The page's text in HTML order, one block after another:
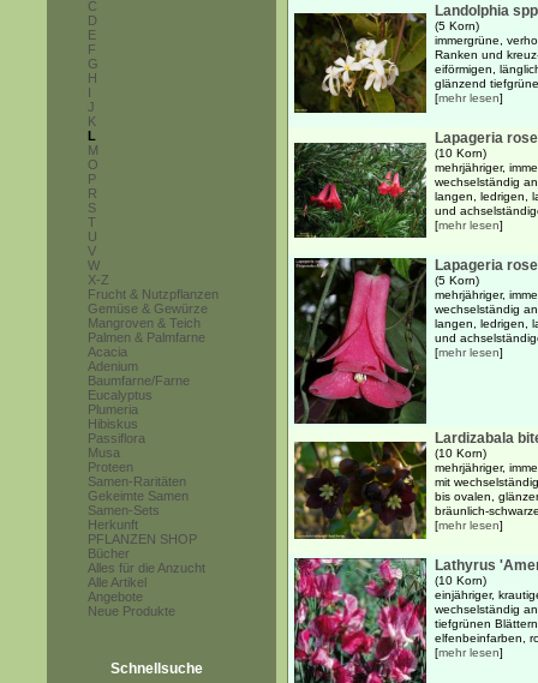
C
D
E
F
G
H
I
J
K
L
M
O
P
R
S
T
U
V
W
X-Z
Frucht & Nutzpflanzen
Gemüse & Gewürze
Mangroven & Teich
Palmen & Palmfarne
Acacia
Adenium
Baumfarne/Farne
Eucalyptus
Plumeria
Hibiskus
Passiflora
Musa
Proteen
Samen-Raritäten
Gekeimte Samen
Samen-Sets
Herkunft
PFLANZEN SHOP
Bücher
Alles für die Anzucht
Alle Artikel
Angebote
Neue Produkte
Schnellsuche
Landolphia
(5 Korn)
immergrüne,
Ranken und
eiförmigen,
glänzend
[mehr lesen]
Lapageria
(10 Korn)
mehrjähriger,
wechselständig
langen, ledrigen,
und
[mehr lesen]
Lapageria
(5 Korn)
mehrjähriger,
wechselständig
langen, ledrigen,
und
[mehr lesen]
Lardizabala
(10 Korn)
mehrjähriger,
mit
bis ovalen,
bräunlich-
[mehr lesen]
Lathyrus
(10 Korn)
einjähriger,
wechselständig
tiefgrünen
elfenbeinfarben,
[mehr lesen]